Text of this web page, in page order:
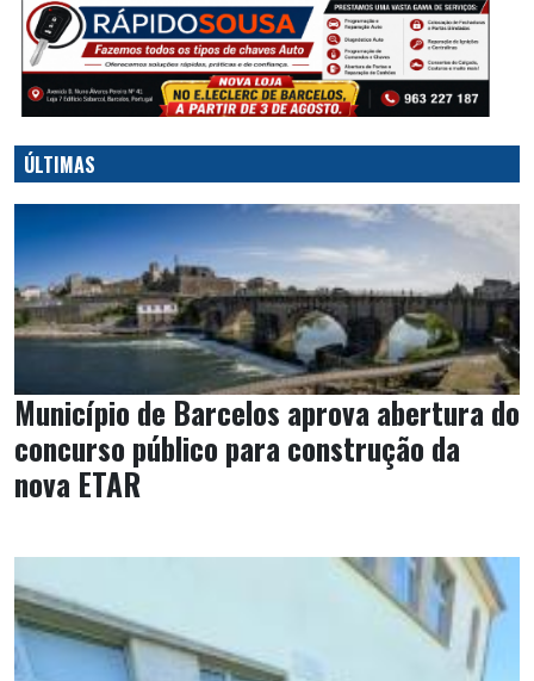
ÚLTIMAS
Município de Barcelos aprova abertura do
concurso público para construção da
nova ETAR